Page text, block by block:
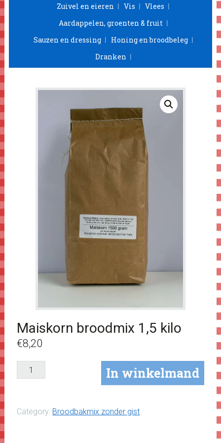
Zuivel en eieren
Vis
Vlees
Aardappelen, groenten & fruit
Sauzen en dressing
Honing en broodbeleg
Dranken
Maiskorn broodmix 1,5 kilo
€8,20
Maiskorn
broodmix
aantal
In winkelmand
Category: Broodbakmix zonder gist